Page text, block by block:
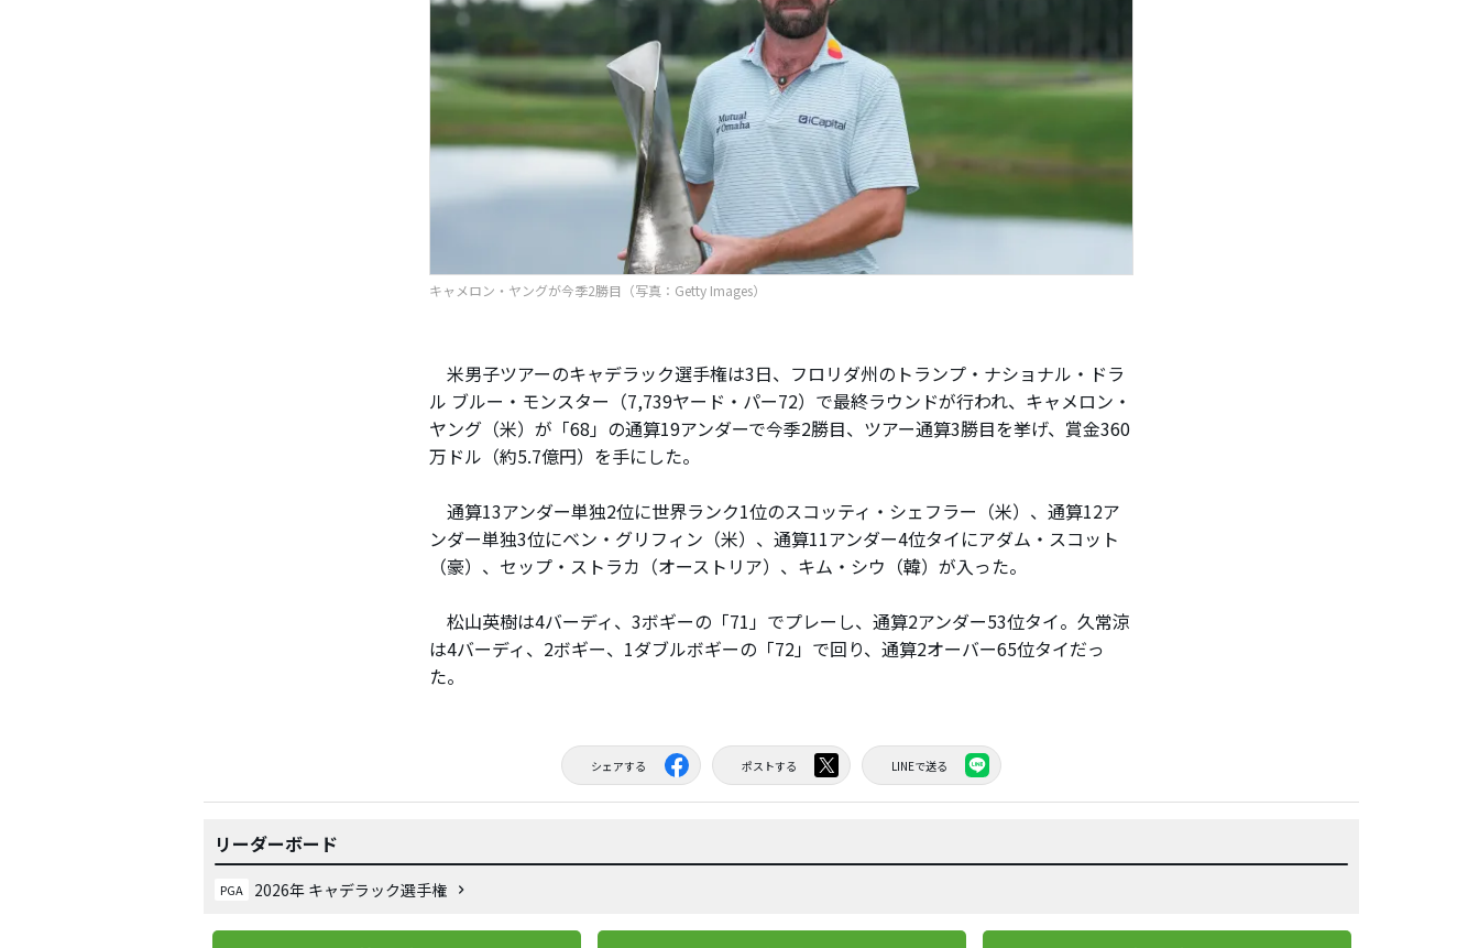
キャメロン・ヤングが今季2勝目（写真：Getty Images）
米男子ツアーのキャデラック選手権は3日、フロリダ州のトランプ・ナショナル・ドラ
ル ブルー・モンスター（7,739ヤード・パー72）で最終ラウンドが行われ、キャメロン・
ヤング（米）が「68」の通算19アンダーで今季2勝目、ツアー通算3勝目を挙げ、賞金360
万ドル（約5.7億円）を手にした。
通算13アンダー単独2位に世界ランク1位のスコッティ・シェフラー（米）、通算12ア
ンダー単独3位にベン・グリフィン（米）、通算11アンダー4位タイにアダム・スコット
（豪）、セップ・ストラカ（オーストリア）、キム・シウ（韓）が入った。
松山英樹は4バーディ、3ボギーの「71」でプレーし、通算2アンダー53位タイ。久常涼
は4バーディ、2ボギー、1ダブルボギーの「72」で回り、通算2オーバー65位タイだっ
た。
シェアする ポストする LINEで送る
リーダーボード
PGA 2026年 キャデラック選手権